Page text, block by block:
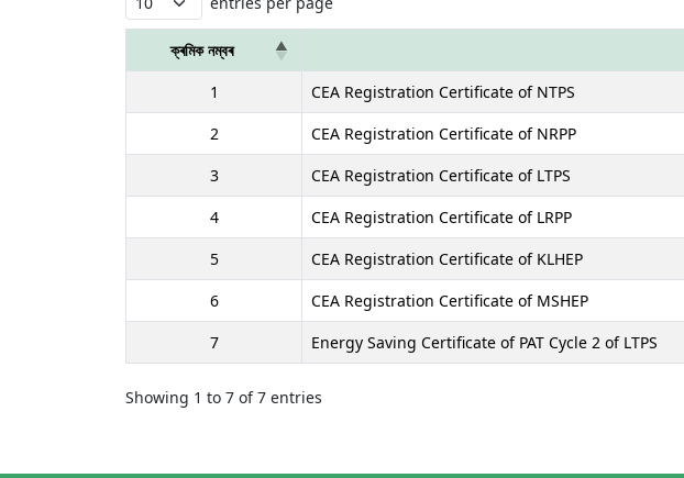
ক্ৰমিক নম্বৰ
1
CEA Registration Certificate of NTPS
2
CEA Registration Certificate of NRPP
3
CEA Registration Certificate of LTPS
4
CEA Registration Certificate of LRPP
5
CEA Registration Certificate of KLHEP
6
CEA Registration Certificate of MSHEP
7
Energy Saving Certificate of PAT Cycle 2 of LTPS
Showing 1 to 7 of 7 entries